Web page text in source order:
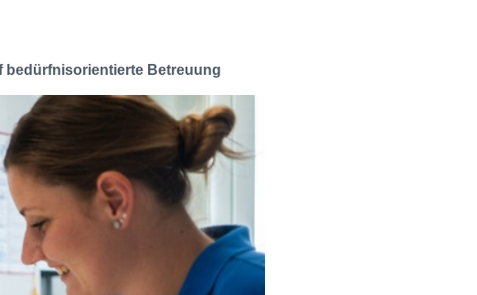
bedürfnisorientierte Betreuung